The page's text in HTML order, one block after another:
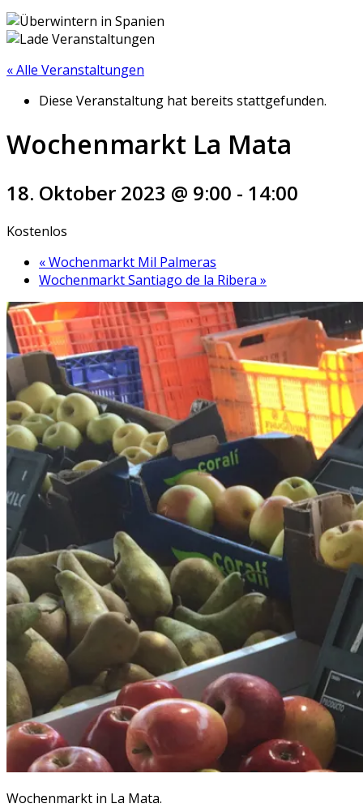
« Alle Veranstaltungen
Diese Veranstaltung hat bereits stattgefunden.
Wochenmarkt La Mata
18. Oktober 2023 @ 9:00 - 14:00
Kostenlos
«Wochenmarkt Mil Palmeras
Wochenmarkt Santiago de la Ribera »
Wochenmarkt in La Mata.